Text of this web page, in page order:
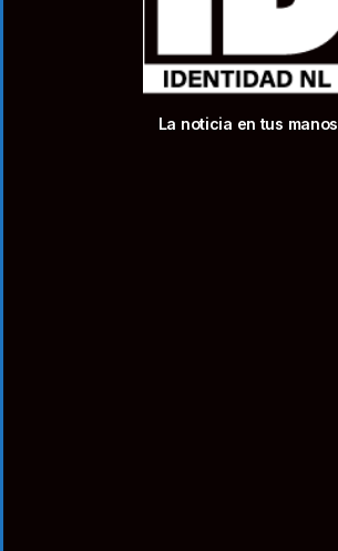
La noticia en tus manos